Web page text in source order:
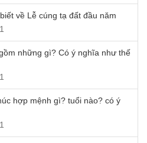
về Lễ cúng tạ đất đầu năm
những gì? Có ý nghĩa như thế
hợp mệnh gì? tuổi nào? có ý